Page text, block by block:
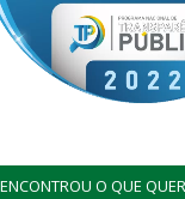
O QUE